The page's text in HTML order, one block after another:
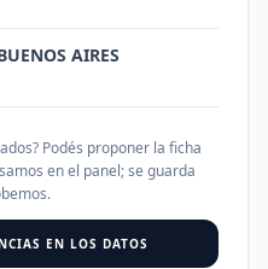
AIRES
Podés proponer la ficha
en el panel; se guarda
EN LOS DATOS